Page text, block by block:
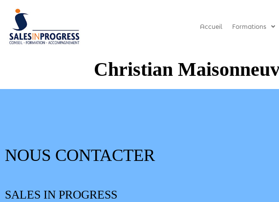
Accueil Formations
Christian
NOUS CONTACTER
SALES IN PROGRESS